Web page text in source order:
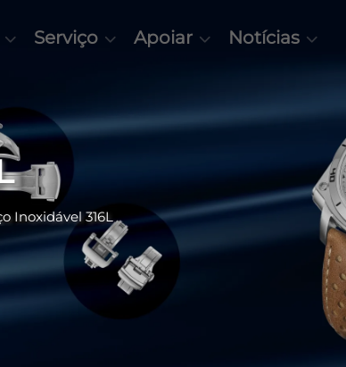
Serviço Apoiar
Notícias
Inoxidável 316L